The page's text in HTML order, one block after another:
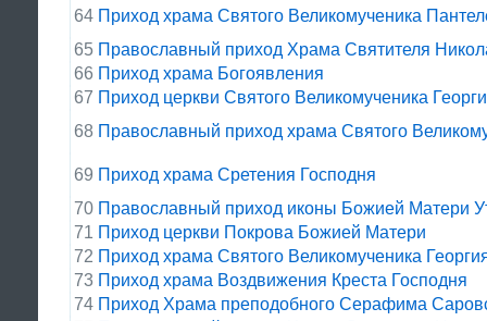
64 Приход храма Святого Великомученика
65 Православный приход Храма Святителя
66 Приход храма Богоявления
67 Приход церкви Святого Великомученика
68 Православный приход храма Святого
69 Приход храма Сретения Господня
70 Православный приход иконы Божией Матери
71 Приход церкви Покрова Божией Матери
72 Приход храма Святого Великомученика
73 Приход храма Воздвижения Креста Господня
74 Приход Храма преподобного Серафима